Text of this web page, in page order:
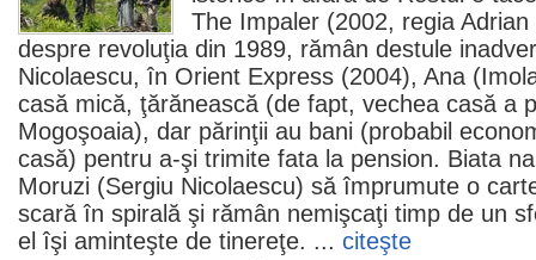
The Impaler (2002, regia Adrian
despre revoluţia din 1989, rămân destule
Nicolaescu, în Orient Express (2004), Ana
casă mică, ţărănească (de fapt, vechea casă a
Mogoşoaia), dar părinţii au bani (probabil
casă) pentru a-şi trimite fata la pension. Biata
Moruzi (Sergiu Nicolaescu) să împrumute o
scară în spirală şi rămân nemişcaţi timp de un
el îşi aminteşte de tinereţe. ... citeşte